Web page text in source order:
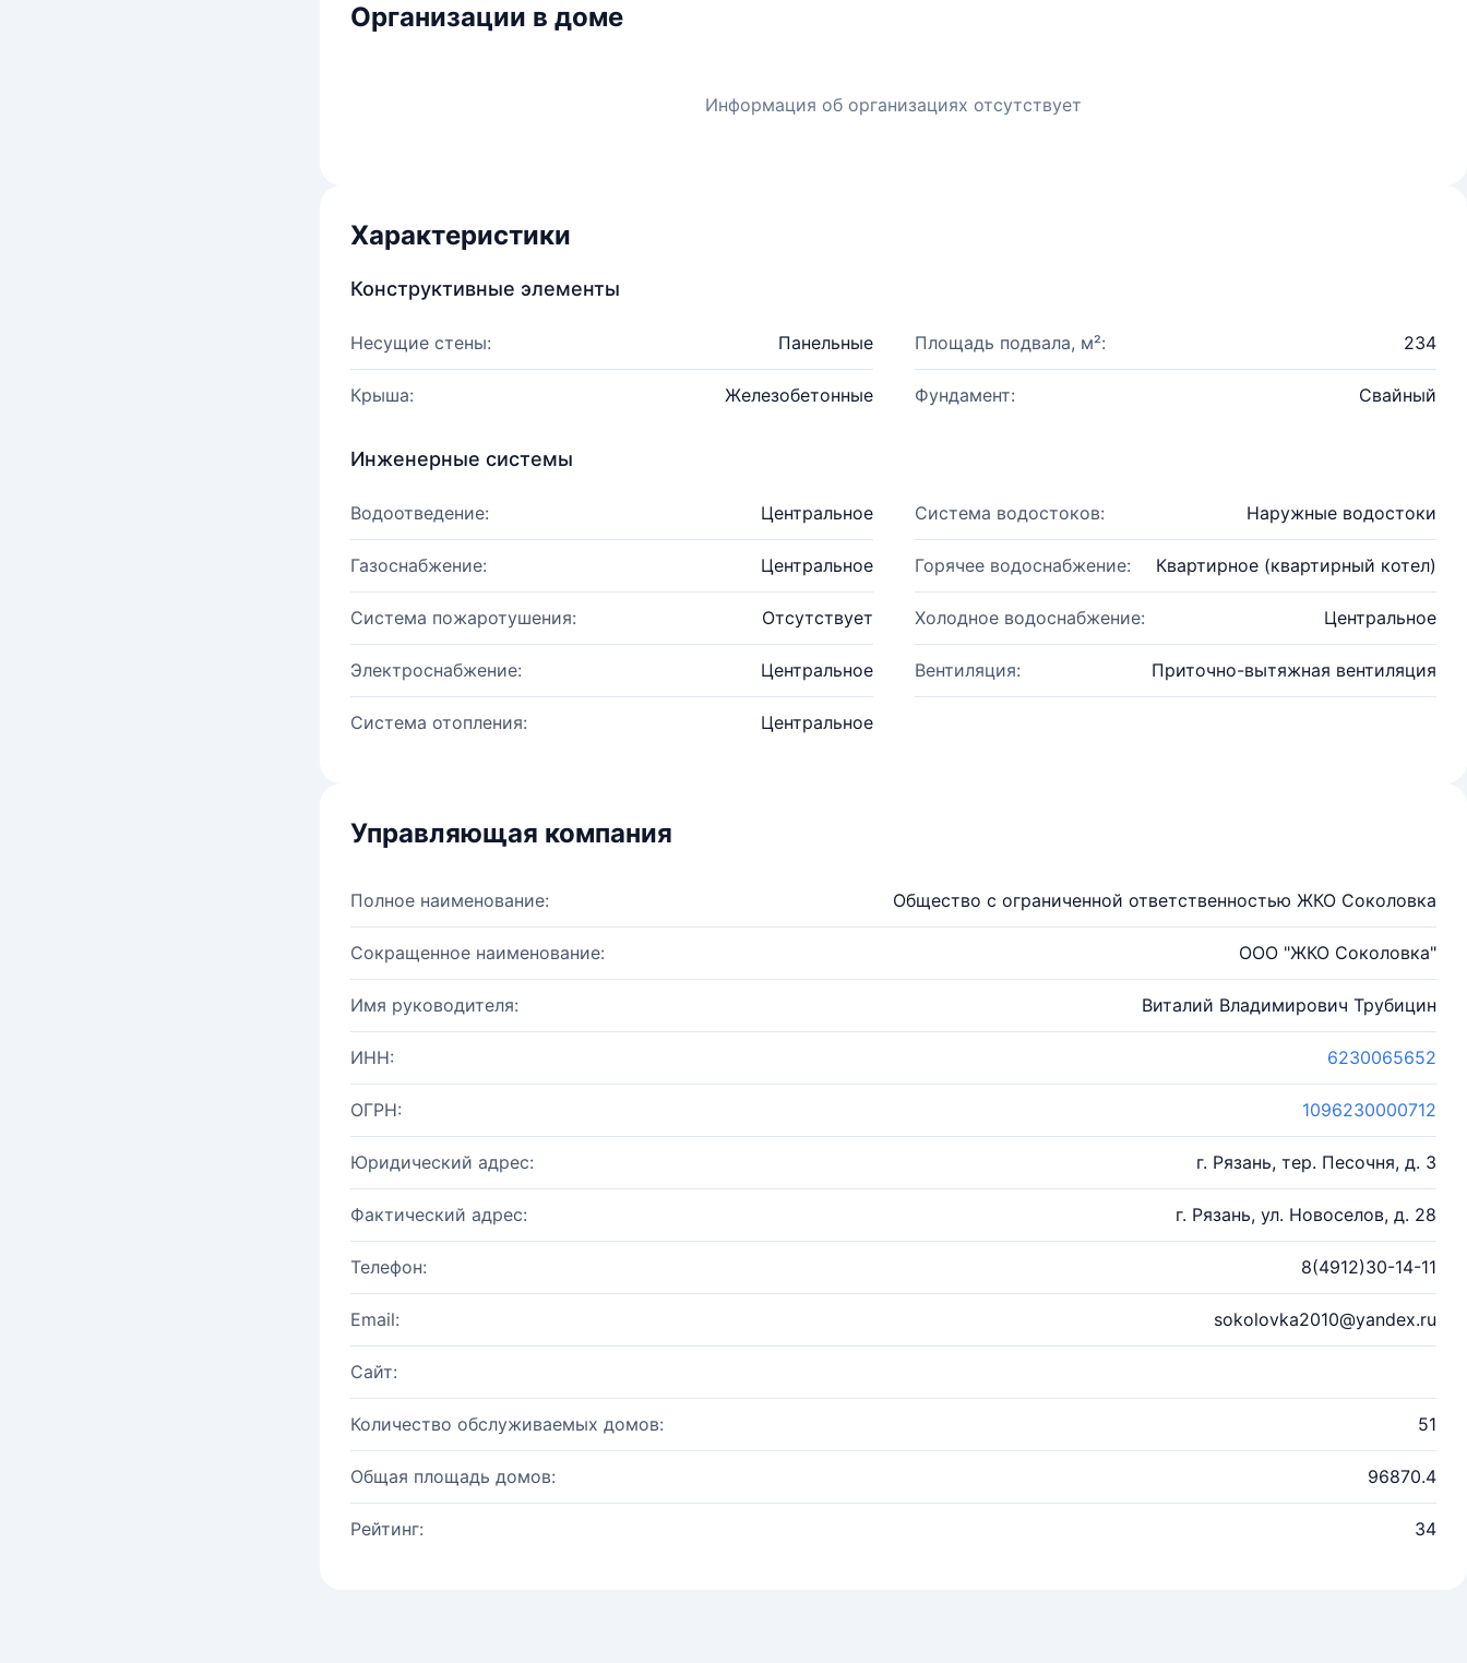
Организации в доме
Информация об организациях отсутствует
Характеристики
Конструктивные элементы
Несущие стены: Панельные Площадь подвала, м²: 234
Крыша: Железобетонные Фундамент: Свайный
Инженерные системы
Водоотведение: Центральное Система водостоков: Наружные водостоки
Газоснабжение: Центральное Горячее водоснабжение: Квартирное (квартирный котел)
Система пожаротушения: Отсутствует Холодное водоснабжение: Центральное
Электроснабжение: Центральное Вентиляция: Приточно-вытяжная вентиляция
Система отопления: Центральное
Управляющая компания
Полное наименование: Общество с ограниченной ответственностью ЖКО Соколовка
Сокращенное наименование: ООО "ЖКО Соколовка"
Имя руководителя: Виталий Владимирович Трубицин
ИНН: 6230065652
ОГРН: 1096230000712
Юридический адрес: г. Рязань, тер. Песочня, д. 3
Фактический адрес: г. Рязань, ул. Новоселов, д. 28
Телефон: 8(4912)30-14-11
Email: sokolovka2010@yandex.ru
Сайт:
Количество обслуживаемых домов: 51
Общая площадь домов: 96870.4
Рейтинг: 34